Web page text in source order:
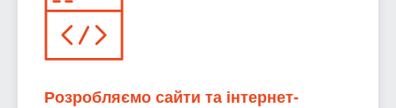
Розробляємо сайти та інтернет-